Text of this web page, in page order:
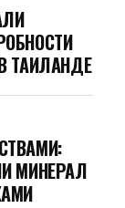
ТАИЛАНДЕ
МИНЕРАЛ